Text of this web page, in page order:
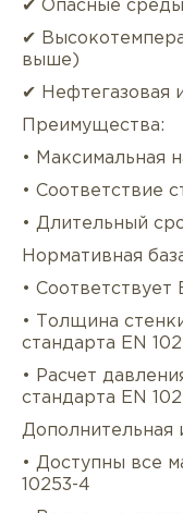
✔ Опасные
✔
выше)
✔ Нефтегазовая
Преимущества:
• Максимальная
• Соответствие
• Длительный
Нормативная
• Соответствует
• Толщина
стандарта EN
• Расчет
стандарта EN
Дополнительная
• Доступны все
10253-4